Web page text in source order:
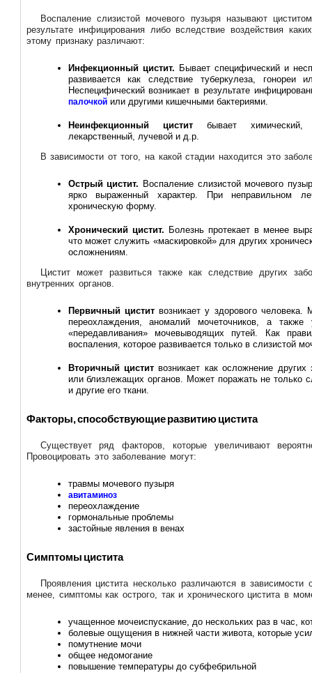
Воспаление слизистой мочевого пузыря называют
результате инфицирования либо вследствие воздействия
этому признаку различают:
Инфекционный цистит. Бывает специфический и
развивается как следствие туберкулеза, гонореи
Неспецифический возникает в результате
палочкойили другими кишечными бактериями.
Неинфекционный циститбывает химический,
лекарственный, лучевой и д.р.
В зависимости от того, на какой стадии находится это
Острый цистит. Воспаление слизистой мочевого
ярко выраженный характер. При неправильном
хроническую форму.
Хронический цистит. Болезнь протекает в менее
что может служить «маскировкой» для других
осложнениям.
Цистит может развиться также как следствие других
внутренних органов.
Первичный циститвозникает у здорового человека.
переохлаждения, аномалий мочеточников, а
«передавливания» мочевыводящих путей. Как
воспаления, которое развивается только в слизистой
Вторичный циститвозникает как осложнение
или близлежащих органов. Может поражать не только
и другие его ткани.
Факторы, способствующие развитию цистита
Существует ряд факторов, которые увеличивают
Провоцировать это заболевание могут:
травмы мочевого пузыря
авитаминоз
переохлаждение
гормональные проблемы
застойные явления в венах
Симптомы цистита
Проявления цистита несколько различаются в
менее, симптомы как острого, так и хронического цистита в
учащенное мочеиспускание, до нескольких раз в час,
болевые ощущения в нижней части живота, которые
помутнение мочи
общее недомогание
повышение температуры до субфебрильной